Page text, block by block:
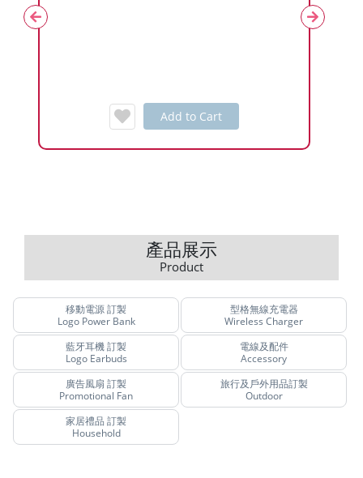
Add to Cart
產品展示
Product
移動電源 訂製
Logo Power Bank
型格無線充電器
Wireless Charger
藍牙耳機 訂製
Logo Earbuds
電線及配件
Accessory
廣告風扇 訂製
Promotional Fan
旅行及戶外用品訂製
Outdoor
家居禮品 訂製
Household